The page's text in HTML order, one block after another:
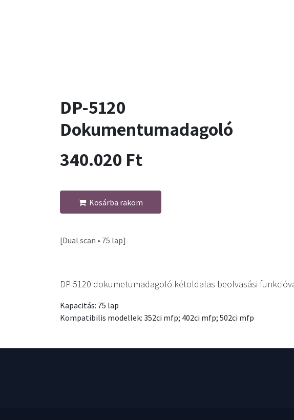
DP-5120
Dokumentumadagoló
340.020 Ft
Kosárba rakom
[Dual scan • 75 lap]
DP-5120 dokumetumadagoló kétoldalas beolvasási
Kapacitás: 75 lap
Kompatibilis modellek: 352ci mfp; 402ci mfp; 502ci mfp